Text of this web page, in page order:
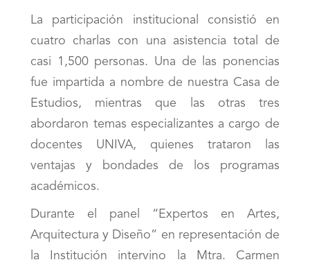
La participación institucional consistió en
cuatro charlas con una asistencia total de
casi 1,500 personas. Una de las ponencias
fue impartida a nombre de nuestra Casa de
Estudios, mientras que las otras tres
abordaron temas especializantes a cargo de
docentes UNIVA, quienes trataron las
ventajas y bondades de los programas
académicos.
Durante el panel “Expertos en Artes,
Arquitectura y Diseño” en representación de
la Institución intervino la Mtra. Carmen